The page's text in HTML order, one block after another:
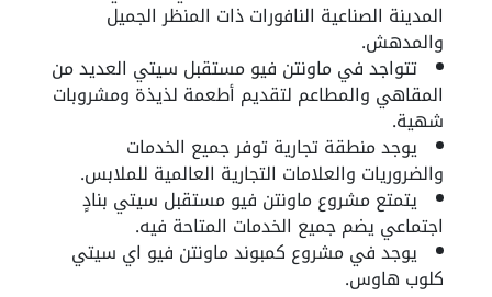
المدينة الصناعية النافورات ذات المنظر الجميل
والمدهش.
تتواجد في ماونتن فيو مستقبل سيتي العديد من
المقاهي والمطاعم لتقديم أطعمة لذيذة ومشروبات
شهية.
يوجد منطقة تجارية توفر جميع الخدمات
والضروريات والعلامات التجارية العالمية للملابس.
يتمتع مشروع ماونتن فيو مستقبل سيتي بنادٍ
اجتماعي يضم جميع الخدمات المتاحة فيه.
يوجد في مشروع كمبوند ماونتن فيو اي سيتي
كلوب هاوس.